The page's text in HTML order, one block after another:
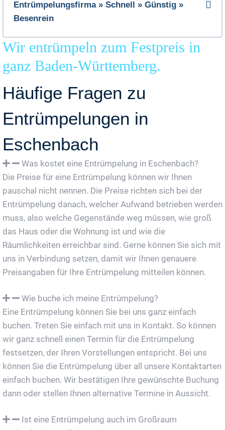
Entrümpelungsfirma » Schnell » Günstig »
Besenrein
Wir entrümpeln zum Festpreis in
ganz Baden-Württemberg.
Häufige Fragen zu
Entrümpelungen in
Eschenbach
Was kostet eine Entrümpelung in Eschenbach?
Die Preise für eine Entrümpelung können wir Ihnen
pauschal nicht nennen. Die Preise richten sich bei der
Entrümpelung danach, welcher Aufwand betrieben werden
muss, also welche Gegenstände weg müssen, wie groß
das Haus oder die Wohnung ist und wie die
Räumlichkeiten erreichbar sind. Gerne können Sie sich mit
uns in Verbindung setzen, damit wir Ihnen genauere
Preisangaben für Ihre Entrümpelung mitteilen können.
Wie buche ich meine Entrümpelung?
Eine Entrümpelung können Sie bei uns ganz einfach
buchen. Treten Sie einfach mit uns in Kontakt. So können
wir ganz schnell einen Termin für die Entrümpelung
festsetzen, der Ihren Vorstellungen entspricht. Bei uns
können Sie die Entrümpelung über all unsere Kontaktarten
einfach buchen. Wir bestätigen Ihre gewünschte Buchung
dann oder stellen Ihnen alternative Termine in Aussicht.
Ist eine Entrümpelung auch im Großraum